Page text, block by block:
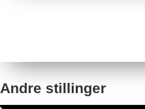
Andre stillinger